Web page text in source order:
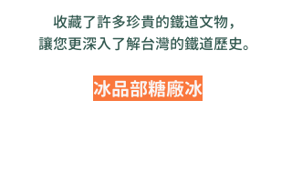
收藏了許多珍貴的鐵道文物，
讓您更深入了解台灣的鐵道歷史。
冰品部糖廠冰